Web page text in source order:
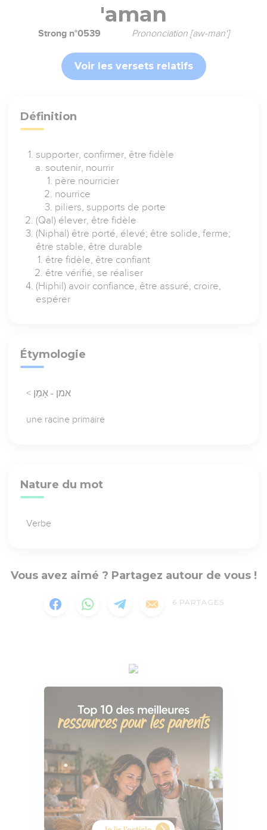
'aman
Strong n°0539 Prononciation [aw-man']
Voir les versets relatifs
Définition
supporter, confirmer, être fidèle
soutenir, nourrir
père nourricier
nourrice
piliers, supports de porte
(Qal) élever, être fidèle
(Niphal) être porté, élevé; être solide, ferme;
être stable, être durable
être fidèle, être confiant
être vérifié, se réaliser
(Hiphil) avoir confiance, être assuré, croire,
espérer
Étymologie
< אמן - אָמַן
une racine primaire
Nature du mot
Verbe
Vous avez aimé ? Partagez autour de vous !
6 PARTAGES